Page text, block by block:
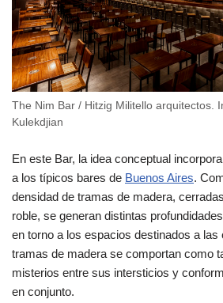
The Nim Bar / Hitzig Militello arquitectos.
Kulekdjian
En este Bar, la idea conceptual
a los típicos bares de Buenos Aires.
densidad de tramas de madera,
roble, se generan distintas
en torno a los espacios destinados a
tramas de madera se comportan como
misterios entre sus intersticios y
en conjunto.